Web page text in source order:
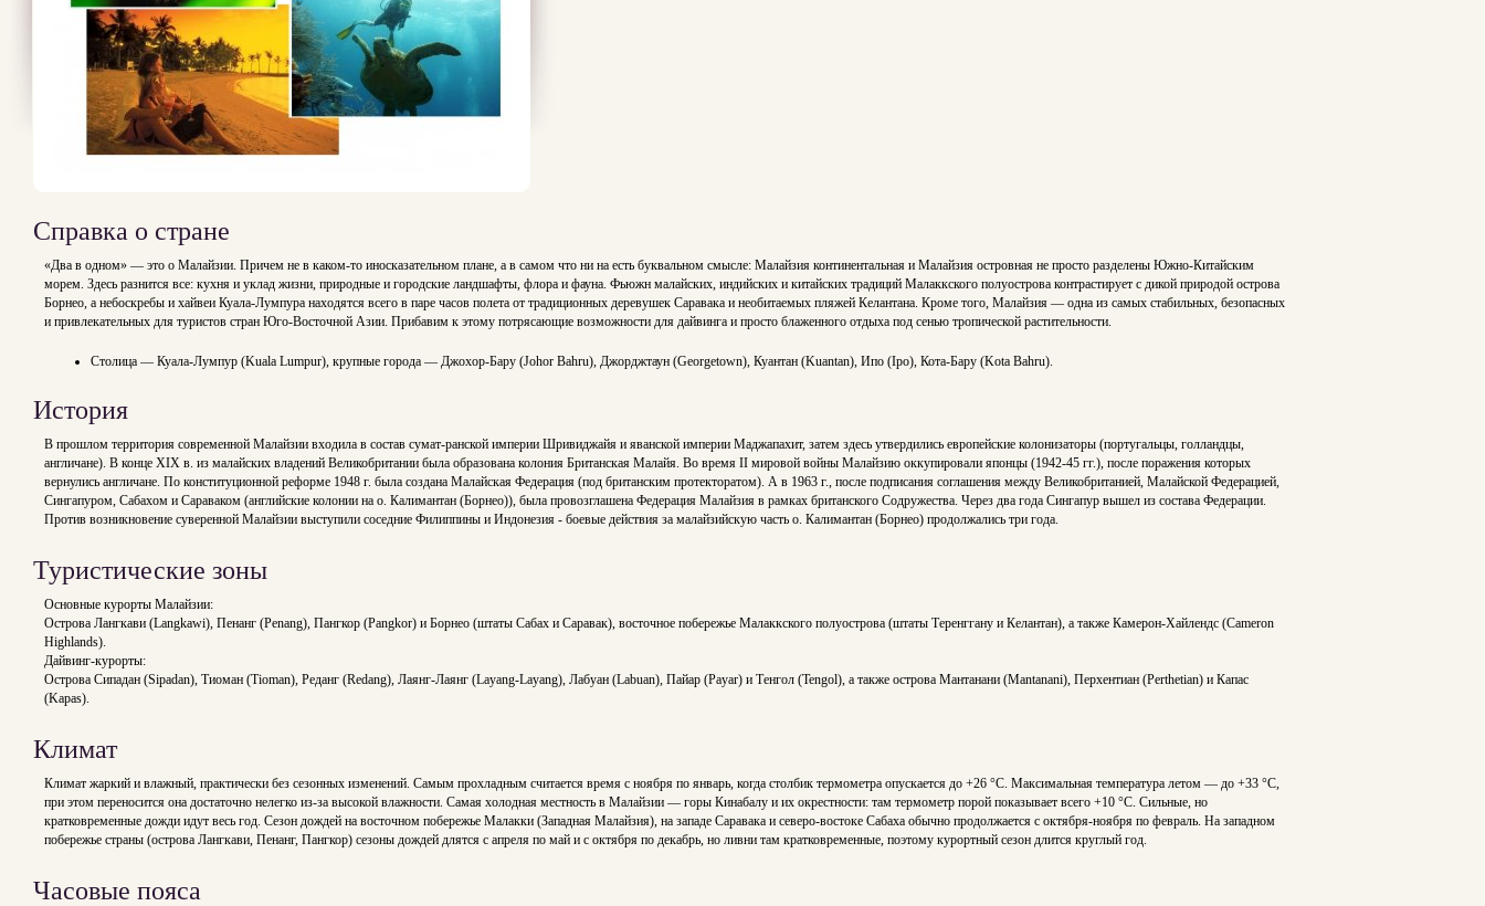
Справка о стране
«Два в одном» — это о Малайзии. Причем не в каком-то иносказательном плане, а в самом что ни на есть буквальном смысле: Малайзия континентальная и Малайзия островная не просто разделены Южно-Китайским
морем. Здесь разнится все: кухня и уклад жизни, природные и городские ландшафты, флора и фауна. Фьюжн малайских, индийских и китайских традиций Малаккского полуострова контрастирует с дикой природой острова
Борнео, а небоскребы и хайвеи Куала-Лумпура находятся всего в паре часов полета от традиционных деревушек Саравака и необитаемых пляжей Келантана. Кроме того, Малайзия — одна из самых стабильных, безопасных
и привлекательных для туристов стран Юго-Восточной Азии. Прибавим к этому потрясающие возможности для дайвинга и просто блаженного отдыха под сенью тропической растительности.
Столица — Куала-Лумпур (Kuala Lumpur), крупные города — Джохор-Бару (Johor Bahru), Джорджтаун (Georgetown), Куантан (Kuantan), Ипо (Ipo), Кота-Бару (Kota Bahru).
История
В прошлом территория современной Малайзии входила в состав сумат-ранской империи Шривиджайя и яванской империи Маджапахит, затем здесь утвердились европейские колонизаторы (португальцы, голландцы,
англичане). В конце XIX в. из малайских владений Великобритании была образована колония Британская Малайя. Во время II мировой войны Малайзию оккупировали японцы (1942-45 гг.), после поражения которых
вернулись англичане. По конституционной реформе 1948 г. была создана Малайская Федерация (под британским протекторатом). А в 1963 г., после подписания соглашения между Великобританией, Малайской Федерацией,
Сингапуром, Сабахом и Сараваком (английские колонии на о. Калимантан (Борнео)), была провозглашена Федерация Малайзия в рамках британского Содружества. Через два года Сингапур вышел из состава Федерации.
Против возникновение суверенной Малайзии выступили соседние Филиппины и Индонезия - боевые действия за малайзийскую часть о. Калимантан (Борнео) продолжались три года.
Туристические зоны
Основные курорты Малайзии:
Острова Лангкави (Langkawi), Пенанг (Penang), Пангкор (Pangkor) и Борнео (штаты Сабах и Саравак), восточное побережье Малаккского полуострова (штаты Теренггану и Келантан), а также Камерон-Хайлендс (Cameron
Highlands).
Дайвинг-курорты:
Острова Сипадан (Sipadan), Тиоман (Tioman), Реданг (Redang), Лаянг-Лаянг (Layang-Layang), Лабуан (Labuan), Пайар (Payar) и Тенгол (Tengol), а также острова Мантанани (Mantanani), Перхентиан (Perthetian) и Капас
(Kapas).
Климат
Климат жаркий и влажный, практически без сезонных изменений. Самым прохладным считается время с ноября по январь, когда столбик термометра опускается до +26 °C. Максимальная температура летом — до +33 °C,
при этом переносится она достаточно нелегко из-за высокой влажности. Самая холодная местность в Малайзии — горы Кинабалу и их окрестности: там термометр порой показывает всего +10 °C. Сильные, но
кратковременные дожди идут весь год. Сезон дождей на восточном побережье Малакки (Западная Малайзия), на западе Саравака и северо-востоке Сабаха обычно продолжается с октября-ноября по февраль. На западном
побережье страны (острова Лангкави, Пенанг, Пангкор) сезоны дождей длятся с апреля по май и с октября по декабрь, но ливни там кратковременные, поэтому курортный сезон длится круглый год.
Часовые пояса